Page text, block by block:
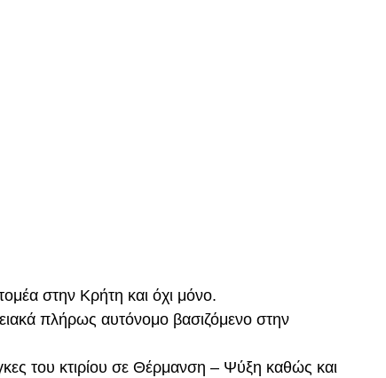
στην Κρήτη και όχι μόνο.
πλήρως αυτόνομο βασιζόμενο στην
του κτιρίου σε Θέρμανση – Ψύξη καθώς και